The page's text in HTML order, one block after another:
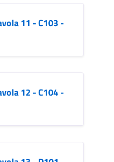
11 - C103 -
12 - C104 -